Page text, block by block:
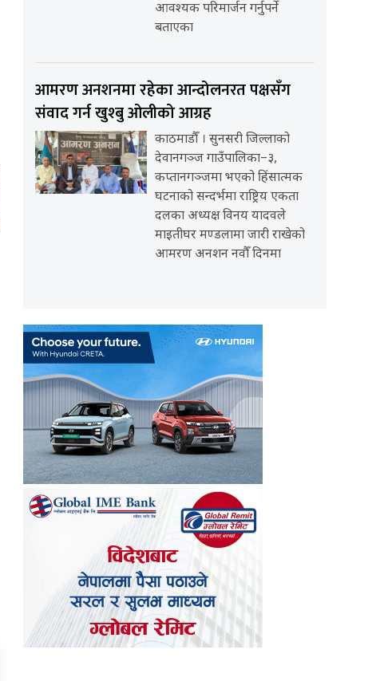
आवश्यक परिमार्जन गर्नुपर्ने
बताएका
आमरण अनशनमा रहेका आन्दोलनरत पक्षसँग
संवाद गर्न खुश्बु ओलीको आग्रह
काठमाडौँ । सुनसरी जिल्लाको
देवानगञ्ज गाउँपालिका–३,
कप्तानगञ्जमा भएको हिंसात्मक
घटनाको सन्दर्भमा राष्ट्रिय एकता
दलका अध्यक्ष विनय यादवले
माइतीघर मण्डलामा जारी राखेको
आमरण अनशन नवौँ दिनमा